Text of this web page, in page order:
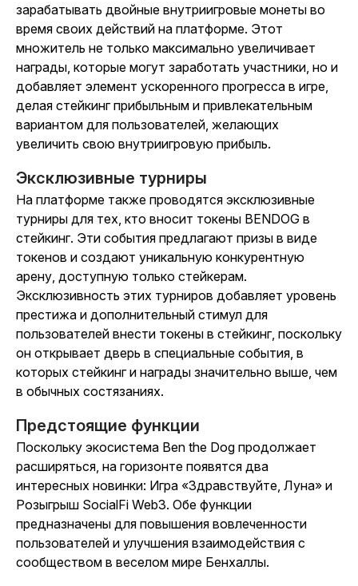
зарабатывать двойные внутриигровые монеты во
время своих действий на платформе. Этот
множитель не только максимально увеличивает
награды, которые могут заработать участники, но и
добавляет элемент ускоренного прогресса в игре,
делая стейкинг прибыльным и привлекательным
вариантом для пользователей, желающих
увеличить свою внутриигровую прибыль.
Эксклюзивные турниры
На платформе также проводятся эксклюзивные
турниры для тех, кто вносит токены BENDOG в
стейкинг. Эти события предлагают призы в виде
токенов и создают уникальную конкурентную
арену, доступную только стейкерам.
Эксклюзивность этих турниров добавляет уровень
престижа и дополнительный стимул для
пользователей внести токены в стейкинг, поскольку
он открывает дверь в специальные события, в
которых стейкинг и награды значительно выше, чем
в обычных состязаниях.
Предстоящие функции
Поскольку экосистема Ben the Dog продолжает
расширяться, на горизонте появятся два
интересных новинки: Игра «Здравствуйте, Луна» и
Розыгрыш SocialFi Web3. Обе функции
предназначены для повышения вовлеченности
пользователей и улучшения взаимодействия с
сообществом в веселом мире Бенхаллы.